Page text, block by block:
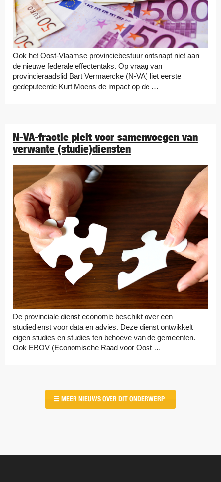
Ook het Oost-Vlaamse provinciebestuur ontsnapt niet aan
de nieuwe federale effectentaks. Op vraag van
provincieraadslid Bart Vermaercke (N-VA) liet eerste
gedeputeerde Kurt Moens de impact op de …
N-VA-fractie pleit voor samenvoegen van
verwante (studie)diensten
De provinciale dienst economie beschikt over een
studiedienst voor data en advies. Deze dienst ontwikkelt
eigen studies en studies ten behoeve van de gemeenten.
Ook EROV (Economische Raad voor Oost …
MEER NIEUWS OVER DIT ONDERWERP